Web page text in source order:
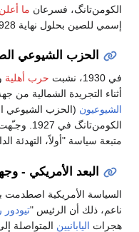
الكومن‌تانگ، فسرعان ما
إسمي للصين بحلول نهاية 1928.
الحزب الشيوعي
في 1930، نشبت حرب أهلية
أثناء التجريدة الشمالية من
الشيوعيون (الحزب الشيوعي
متبعة سياسة "أولاً، التهدئة
البعد الأمريكي -
السياسة الأمريكية اصطدمت
ناعم، ذلك أن الرئيس "
هجرات اليابانيين المتواصلة